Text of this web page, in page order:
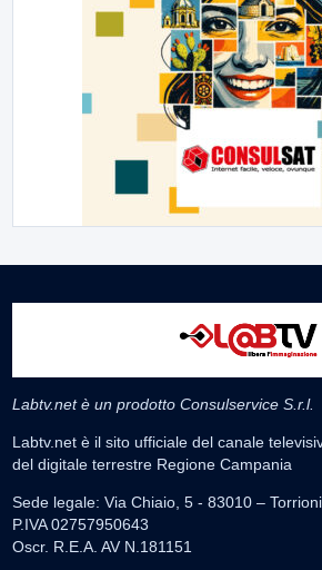
Labtv.net è un prodotto Consulservice S.r.l.
Labtv.net è il sito ufficiale del canale
del digitale terrestre Regione Campania
Sede legale: Via Chiaio, 5 - 83010 –
P.IVA 02757950643
Oscr. R.E.A. AV N.181151